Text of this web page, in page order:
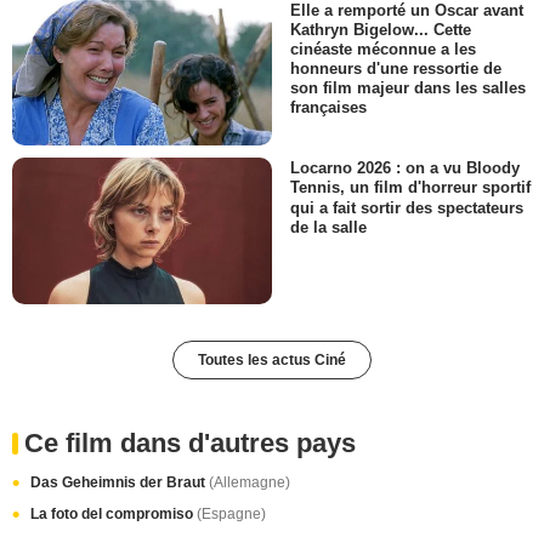
Elle a remporté un Oscar avant
Kathryn Bigelow... Cette
cinéaste méconnue a les
honneurs d'une ressortie de
son film majeur dans les salles
françaises
Locarno 2026 : on a vu Bloody
Tennis, un film d'horreur sportif
qui a fait sortir des spectateurs
de la salle
Toutes les actus Ciné
Ce film dans d'autres pays
Das Geheimnis der Braut (Allemagne)
La foto del compromiso (Espagne)